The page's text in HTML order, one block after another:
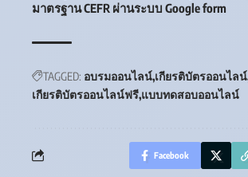
มาตรฐาน CEFR ผ่านระบบ Google form
TAGGED: อบรมออนไลน์ เกียรติบัตรออนไลน์
เกียรติบัตรออนไลน์ฟรี แบบทดสอบออนไลน์
Facebook